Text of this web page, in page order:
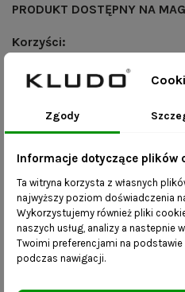
PRODUKT DOSTĘPNY NA
Korzyści:
mebel wykonany ręcznie;
nami i wybierz dowolne
Szczegóły produktu
Dostawa:
Zgody
Informacje dotyczące plików
Ta witryna korzysta z własnych
najwyższy poziom doświadczenia
Wykorzystujemy również pliki
naszych usług, analizy a nastepnie
Twoimi preferencjami na podstawie
podczas nawigacji.